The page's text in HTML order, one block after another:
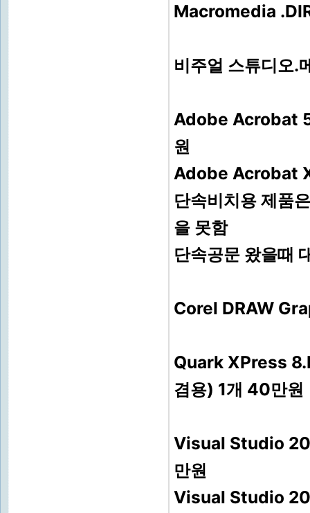
Macromedia
비주얼 스튜디오.
Adobe Acrobat
원
Adobe Acrobat
단속비치용 제품
을 못함
단속공문 왔을때
Corel DRAW
Quark XPress
겸용) 1개 40만원
Visual Studio
만원
Visual Studio